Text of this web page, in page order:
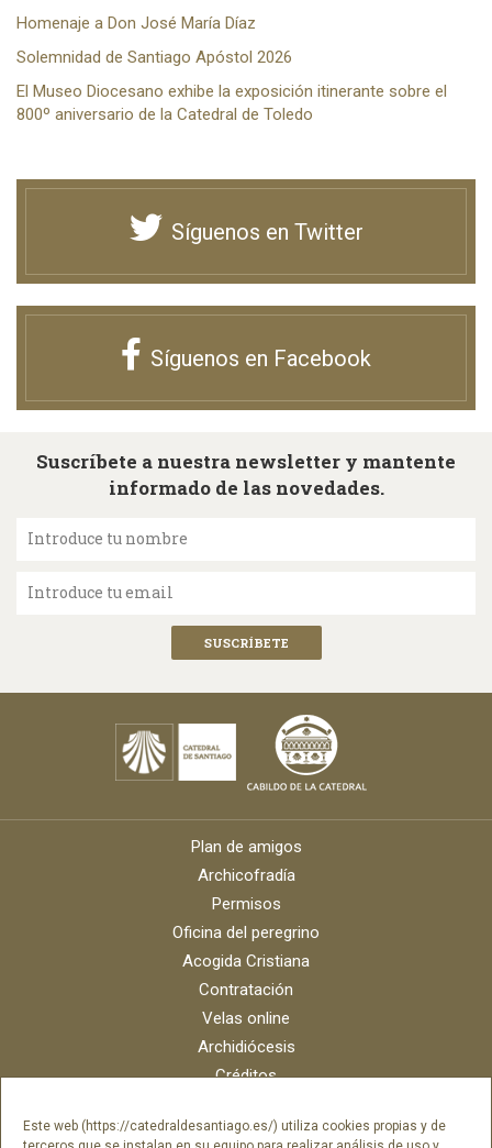
Este web (https://catedraldesantiago.es/) utiliza cookies propias y de
Homenaje a Don José María Díaz
Solemnidad de Santiago Apóstol 2026
El Museo Diocesano exhibe la exposición itinerante sobre el
800º aniversario de la Catedral de Toledo
Síguenos en Twitter
Síguenos en Facebook
Suscríbete a nuestra newsletter y mantente
informado de las novedades.
Introduce tu nombre
Introduce tu email
Plan de amigos
Archicofradía
Permisos
Oficina del peregrino
Acogida Cristiana
Contratación
Velas online
Archidiócesis
Créditos
Contacto